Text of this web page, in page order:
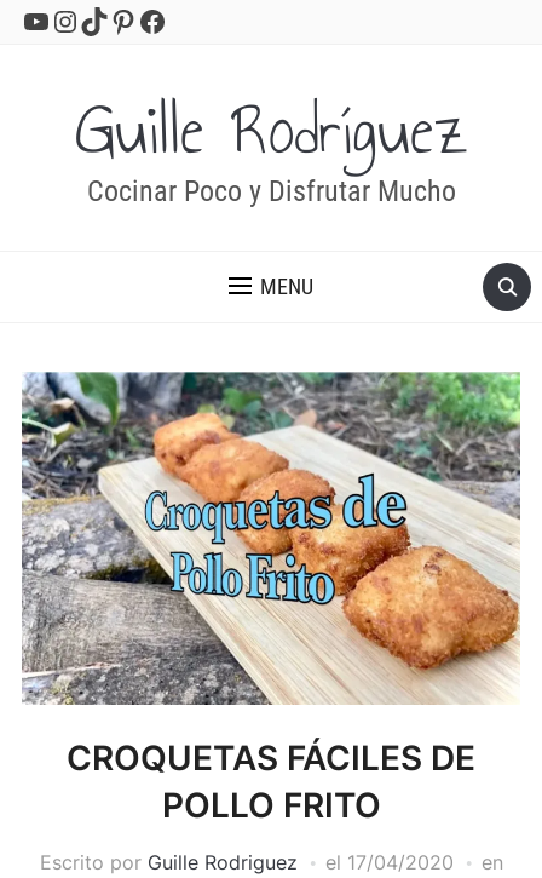
YouTube
Instagram
TikTok
Pinterest
Facebook
Guille Rodríguez
Cocinar Poco y Disfrutar Mucho
MENU
CROQUETAS FÁCILES DE
POLLO FRITO
Escrito por Guille Rodriguez el 17/04/2020
en